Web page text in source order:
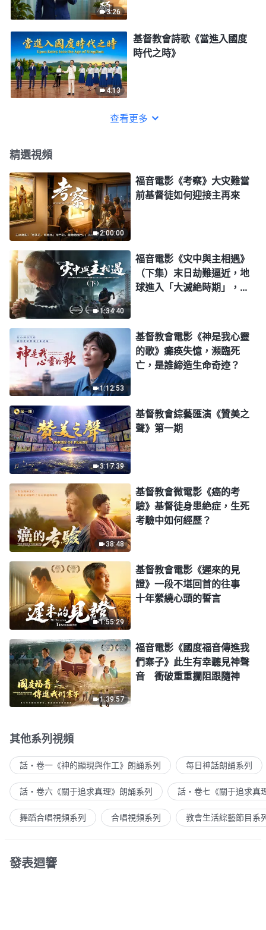
3:26
4:13
基督教會詩歌《當進入國度
時代之時》
查看更多
精選視頻
2:00:00
福音電影《考察》大灾難當
前基督徒如何迎接主再來
1:34:40
福音電影《灾中與主相遇》
（下集）末日劫難逼近，地
球進入「大滅絶時期」，人
1:12:53
基督教會電影《神是我心靈
的歌》癱痪失憶，瀕臨死
亡，是誰締造生命奇迹？
3:17:39
基督教會綜藝匯演《贊美之
聲》第一期
38:48
基督教會微電影《癌的考
驗》基督徒身患絶症，生死
考驗中如何經歷？
1:55:29
基督教會電影《遲來的見
證》一段不堪回首的往事
十年縈繞心頭的誓言
1:39:57
福音電影《國度福音傳進我
們寨子》此生有幸聽見神聲
音 衝破重重攔阻跟隨神
其他系列視頻
話・卷一《神的顯現與作工》朗誦系列 每日神話朗誦系列
話・卷六《關于追求真理》朗誦系列 話・卷七《關于追求真
舞蹈合唱視頻系列 合唱視頻系列 教會生活綜藝節目系
發表迴響